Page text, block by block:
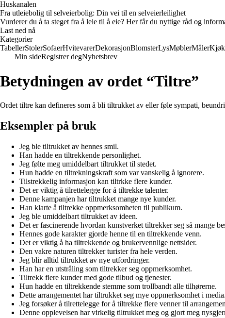
Huskanalen
Fra utleiebolig til selveierbolig: Din vei til en selveierleilighet
Vurderer du å ta steget fra å leie til å eie? Her får du nyttige råd og
Last ned nå
Kategorier
TabellerStolerSofaerHvitevarerDekorasjonBlomsterLysMøblerMåler
Min sideRegistrer degNyhetsbrev
Betydningen av ordet “Tiltre”
Ordet tiltre kan defineres som å bli tiltrukket av eller føle sympati,
Eksempler på bruk
Jeg ble tiltrukket av hennes smil.
Han hadde en tiltrekkende personlighet.
Jeg følte meg umiddelbart tiltrukket til stedet.
Hun hadde en tiltrekningskraft som var vanskelig å ignorere.
Tilstrekkelig informasjon kan tiltrkke flere kunder.
Det er viktig å tilrettelegge for å tiltrekke talenter.
Denne kampanjen har tiltrukket mange nye kunder.
Han klarte å tiltrekke oppmerksomheten til publikum.
Jeg ble umiddelbart tiltrukket av ideen.
Det er fascinerende hvordan kunstverket tiltrekker seg så mange
Hennes gode karakter gjorde henne til en tiltrekkende venn.
Det er viktig å ha tiltrekkende og brukervennlige nettsider.
Den vakre naturen tiltrekker turister fra hele verden.
Jeg blir alltid tiltrukket av nye utfordringer.
Han har en utstråling som tiltrekker seg oppmerksomhet.
Tiltrekk flere kunder med gode tilbud og tjenester.
Hun hadde en tiltrekkende stemme som trollbandt alle tilhørerne.
Dette arrangementet har tiltrukket seg mye oppmerksomhet i media.
Jeg forsøker å tilrettelegge for å tiltrekke flere venner til
Denne opplevelsen har virkelig tiltrukket meg og gjort meg